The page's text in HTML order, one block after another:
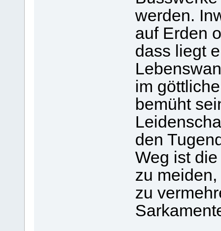
werden.
auf Erden
dass liegt
im
bemüht
den
Weg ist
zu
zu